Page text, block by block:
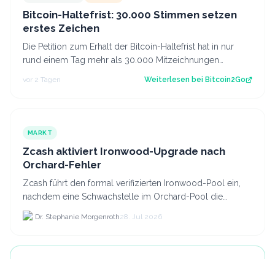
Bitcoin-Haltefrist: 30.000 Stimmen setzen
erstes Zeichen
Die Petition zum Erhalt der Bitcoin-Haltefrist hat in nur
rund einem Tag mehr als 30.000 Mitzeichnungen
vor 2 Tagen Weiterlesen bei Bitcoin2Go
MARKT
Zcash aktiviert Ironwood-Upgrade nach
Orchard-Fehler
Zcash führt den formal verifizierten Ironwood-Pool ein,
nachdem eine Schwachstelle im Orchard-Pool die
Erstellung gefälschter ZEC-Token ermöglichte.
Dr. Stephanie Morgenroth28. Jul 2026